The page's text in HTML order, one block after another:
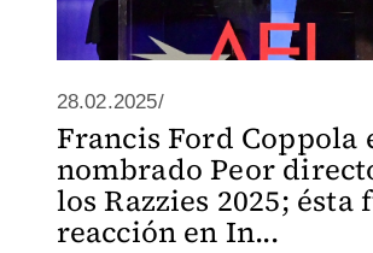
28.02.2025/
Francis Ford Coppola
nombrado Peor
los Razzies 2025; ésta
reacción en In...